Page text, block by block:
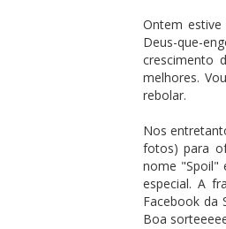
Ontem estive
Deus-que-
crescimento
melhores.
rebolar.
Nos
fotos) para
nome "Spoil"
especial. A
Facebook da
Boa